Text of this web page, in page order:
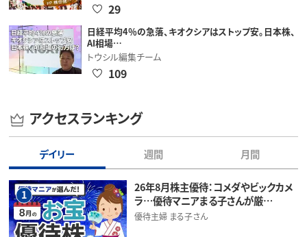
29
日経平均4％の急落、キオクシアはストップ安。日本株、
AI相場…
トウシル編集チーム
109
アクセスランキング
デイリー 週間 月間
1
26年8月株主優待：コメダやビックカメ
ラ…優待マニアまる子さんが厳…
優待主婦 まる子さん